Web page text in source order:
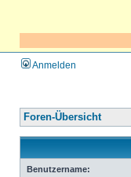
Anmelden
Foren-Übersicht
Benutzername: